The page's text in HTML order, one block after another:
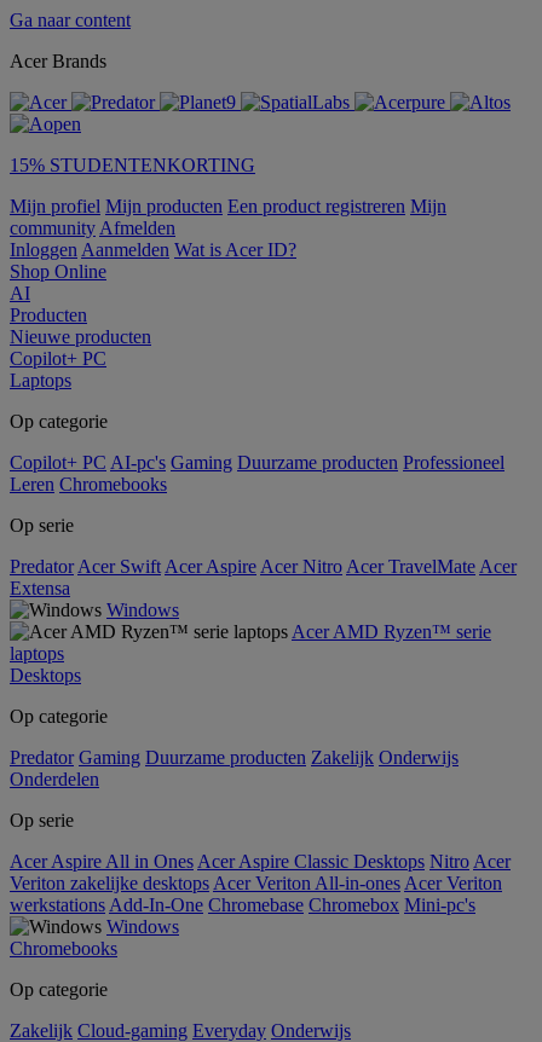
Ga naar content
Acer Brands
15% STUDENTENKORTING
Mijn profiel Mijn producten Een product registreren Mijn
community Afmelden
Inloggen Aanmelden Wat is Acer ID?
Shop Online
AI
Producten
Nieuwe producten
Copilot+ PC
Laptops
Op categorie
Copilot+ PC AI-pc's Gaming Duurzame producten Professioneel
Leren Chromebooks
Op serie
Predator Acer Swift Acer Aspire Acer Nitro Acer TravelMate Acer
Extensa
Windows
Acer AMD Ryzen™ serie
laptops
Desktops
Op categorie
Predator Gaming Duurzame producten Zakelijk Onderwijs
Onderdelen
Op serie
Acer Aspire All in Ones Acer Aspire Classic Desktops Nitro Acer
Veriton zakelijke desktops Acer Veriton All-in-ones Acer Veriton
werkstations Add-In-One Chromebase Chromebox Mini-pc's
Windows
Chromebooks
Op categorie
Zakelijk Cloud-gaming Everyday Onderwijs